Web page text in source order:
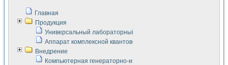
Главная
Продукция
Универсальный лабораторный стенд "Сигнал-USB"
Аппарат комплексной квантовой терапии Интроскан
Внедрение
Компьютерная генераторно-измерительная система